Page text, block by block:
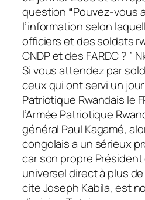
question “Pouvez-vous
l’information selon
officiers et des soldats
CNDP et des FARDC ? ”
Si vous attendez par
ceux qui ont servi un
Patriotique Rwandais le
l’Armée Patriotique
général Paul Kagamé,
congolais a un sérieux
car son propre
universel direct à plus
cite Joseph Kabila, est